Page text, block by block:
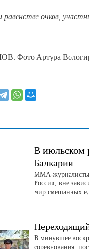
равенстве очков,
Фото Артура
В июльском
Балкарии
ММА-журналисты,
России, вне
мир смешанных
В минувшее
соревнования,